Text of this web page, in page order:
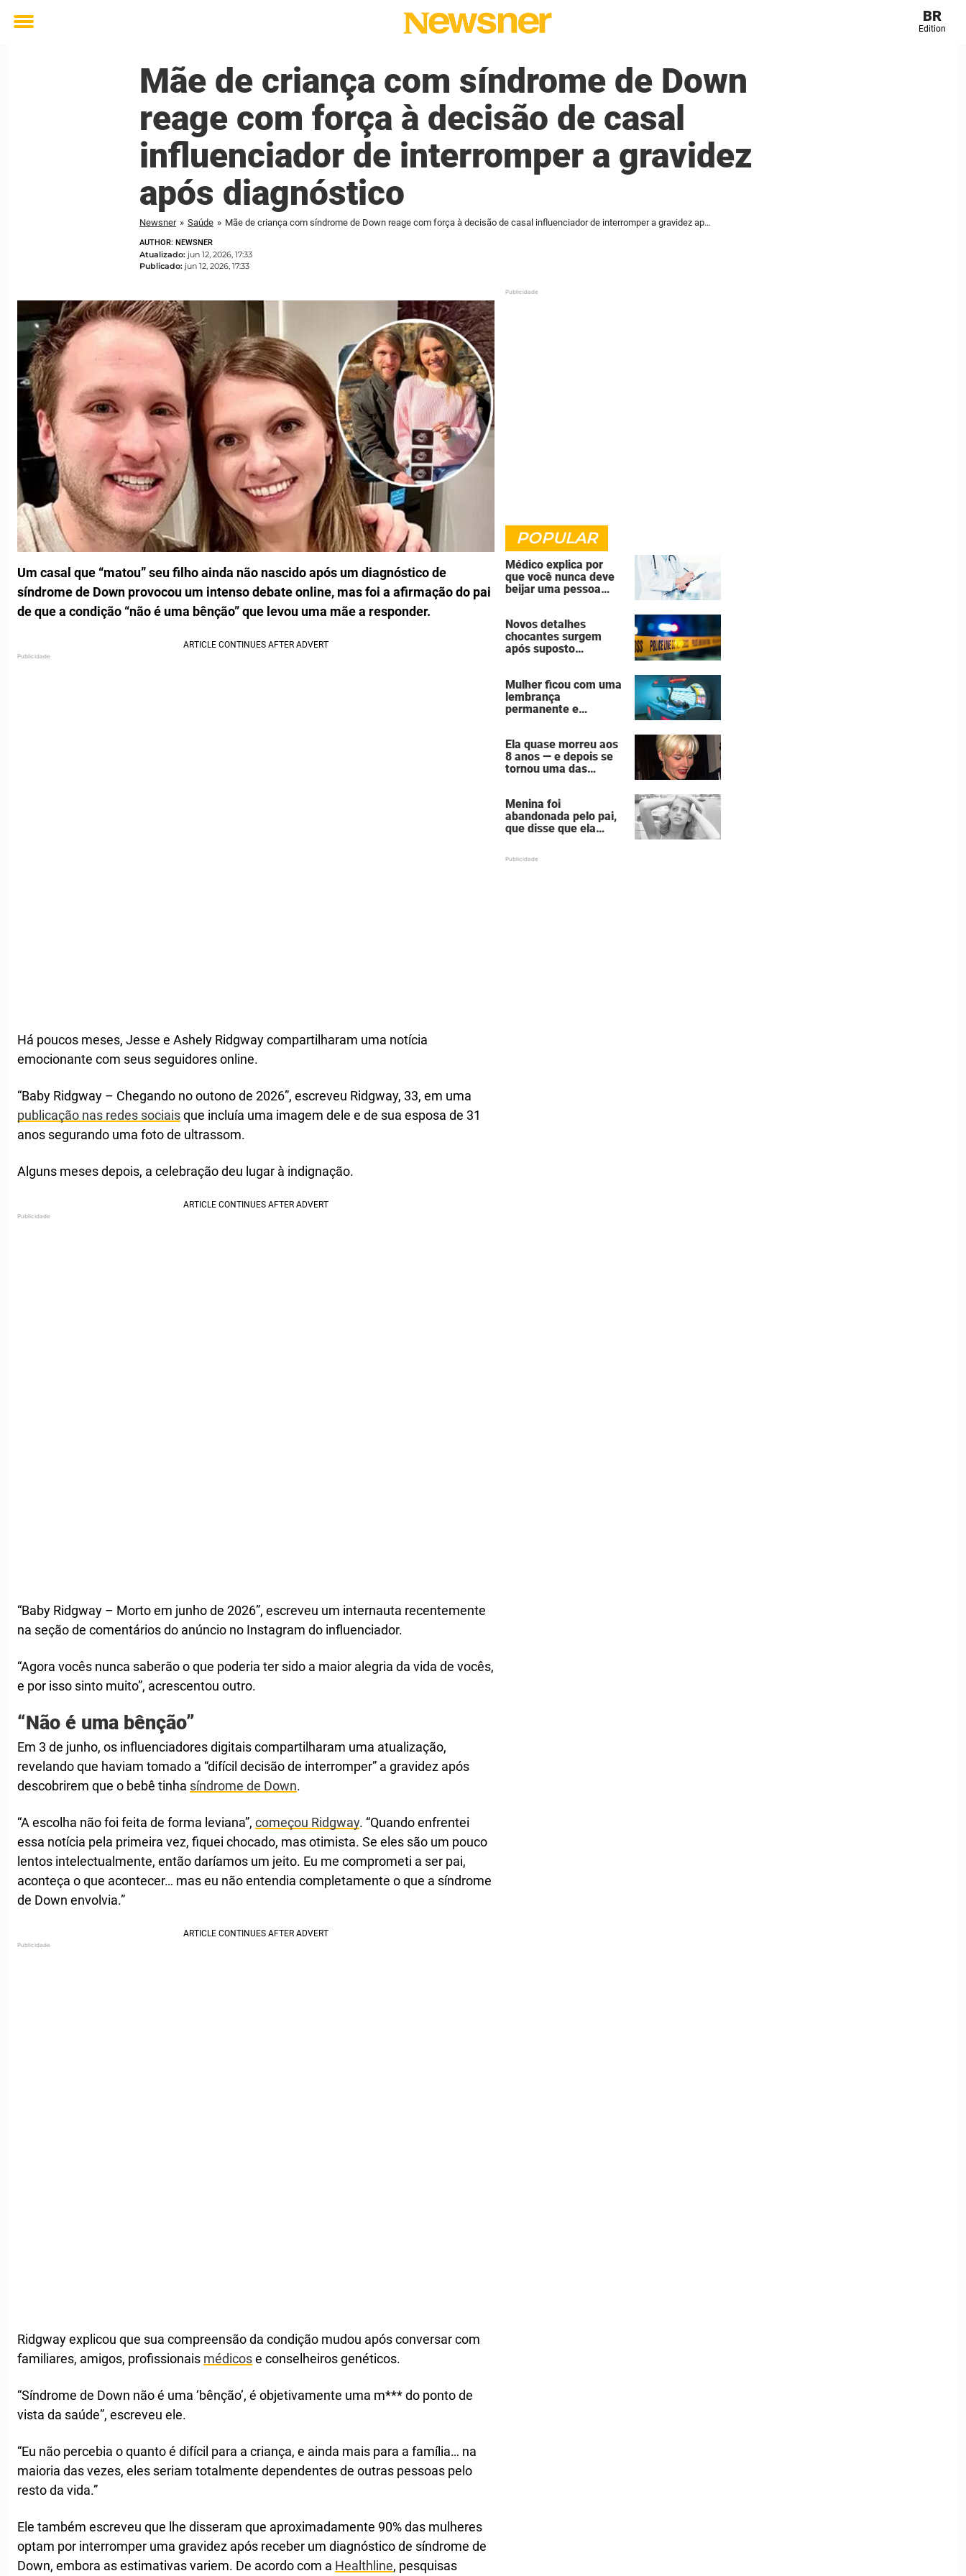
Toggle
BR
Edition
Mãe de criança com síndrome de Down
reage com força à decisão de casal
influenciador de interromper a gravidez
após diagnóstico
Newsner » Saúde » Mãe de criança com síndrome de Down reage com força à decisão de casal influenciador de interromper a gravidez após diagnóstico
AUTHOR: NEWSNER
Atualizado: jun 12, 2026, 17:33
Publicado: jun 12, 2026, 17:33
Um casal que “matou” seu filho ainda não nascido após um diagnóstico de
síndrome de Down provocou um intenso debate online, mas foi a afirmação do pai
de que a condição “não é uma bênção” que levou uma mãe a responder.
Há poucos meses, Jesse e Ashely Ridgway compartilharam uma notícia
emocionante com seus seguidores online.
“Baby Ridgway – Chegando no outono de 2026”, escreveu Ridgway, 33, em uma
publicação nas redes sociaisque incluía uma imagem dele e de sua esposa de 31
anos segurando uma foto de ultrassom.
Alguns meses depois, a celebração deu lugar à indignação.
“Baby Ridgway – Morto em junho de 2026”, escreveu um internauta recentemente
na seção de comentários do anúncio no Instagram do influenciador.
“Agora vocês nunca saberão o que poderia ter sido a maior alegria da vida de vocês,
e por isso sinto muito”, acrescentou outro.
“Não é uma bênção”
Em 3 de junho, os influenciadores digitais compartilharam uma atualização,
revelando que haviam tomado a “difícil decisão de interromper” a gravidez após
descobrirem que o bebê tinha síndrome de Down.
“A escolha não foi feita de forma leviana”, começou Ridgway. “Quando enfrentei
essa notícia pela primeira vez, fiquei chocado, mas otimista. Se eles são um pouco
lentos intelectualmente, então daríamos um jeito. Eu me comprometi a ser pai,
aconteça o que acontecer… mas eu não entendia completamente o que a síndrome
de Down envolvia.”
Ridgway explicou que sua compreensão da condição mudou após conversar com
familiares, amigos, profissionais médicose conselheiros genéticos.
“Síndrome de Down não é uma ‘bênção’, é objetivamente uma m*** do ponto de
vista da saúde”, escreveu ele.
“Eu não percebia o quanto é difícil para a criança, e ainda mais para a família… na
maioria das vezes, eles seriam totalmente dependentes de outras pessoas pelo
resto da vida.”
Ele também escreveu que lhe disseram que aproximadamente 90% das mulheres
optam por interromper uma gravidez após receber um diagnóstico de síndrome de
Down, embora as estimativas variem. De acordo com a Healthline, pesquisas
POPULAR
Médico explica por
que você nunca deve
beijar uma pessoa
Novos detalhes
chocantes surgem
após suposto
por homem que matou
a família de 7 pessoas
Mulher ficou com uma
lembrança
permanente e
bronzeamento
Ela quase morreu aos
8 anos — e depois se
tornou uma das
Hollywood
Menina foi
abandonada pelo pai,
que disse que ela
atriz famosa